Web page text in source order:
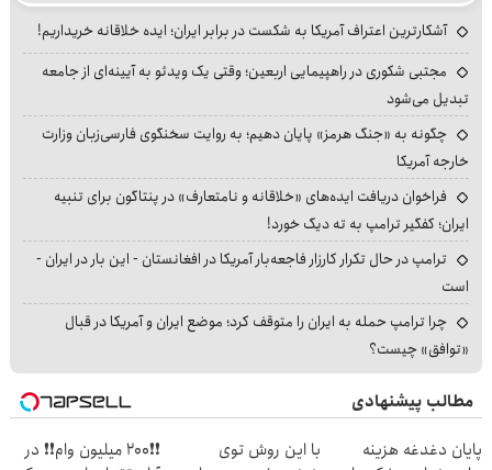
آشکارترین اعتراف آمریکا به شکست در برابر ایران؛ ایده خلاقانه خریداریم!
مجتبی شکوری در راهپیمایی اربعین؛ وقتی یک ویدئو به آیینه‌ای از جامعه
تبدیل می‌شود
چگونه به «جنگ هرمز» پایان دهیم؛ به روایت سخنگوی فارسی‌زبان وزارت
خارجه آمریکا
فراخوان دریافت ایده‌های «خلاقانه و نامتعارف» در پنتاگون برای تنبیه
ایران؛ کفگیر ترامپ به ته دیگ خورد!
ترامپ در حال تکرار کارزار فاجعه‌بار آمریکا در افغانستان - این بار در ایران -
است
چرا ترامپ حمله به ایران را متوقف کرد؛ موضع ایران و آمریکا در قبال
«توافق» چیست؟
مطالب پیشنهادی
پایان دغدغه هزینه
با این روش توی
❗❗200 میلیون وام❗❗ در